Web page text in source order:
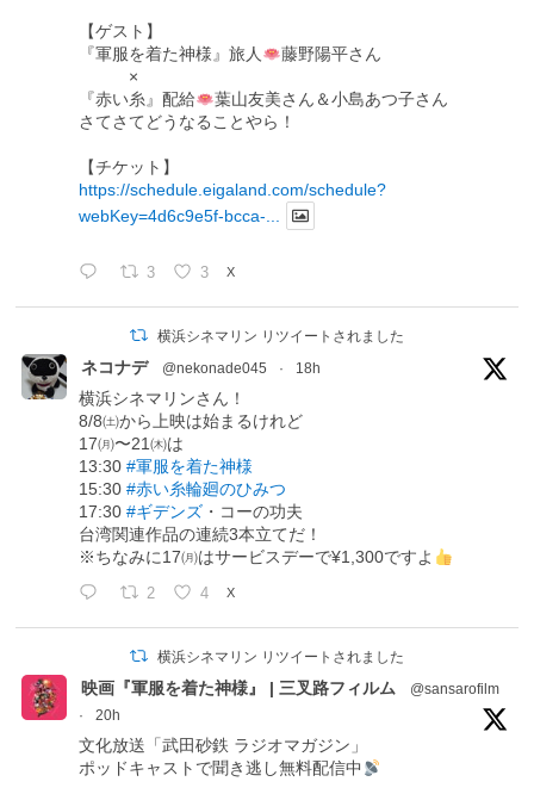
【ゲスト】
『軍服を着た神様』旅人
藤野陽平さん
×
『赤い糸』配給
葉山友美さん＆小島あつ子さん
さてさてどうなることやら！
【チケット】
https://schedule.eigaland.com/schedule?
webKey=4d6c9e5f-bcca-...
3 3 X
横浜シネマリン リツイートされました
ネコナデ @nekonade045 · 18h
横浜シネマリンさん！
8/8㈯から上映は始まるけれど
17㈪〜21㈭は
13:30#軍服を着た神様
15:30#赤い糸輪廻のひみつ
17:30#ギデンズ ・コーの功夫
台湾関連作品の連続3本立てだ！
※ちなみに17㈪はサービスデーで¥1,300ですよ
2 4 X
横浜シネマリン リツイートされました
映画『軍服を着た神様』 | 三叉路フィルム
@sansarofilm
·
20h
文化放送「武田砂鉄 ラジオマガジン」
ポッドキャストで聞き逃し無料配信中